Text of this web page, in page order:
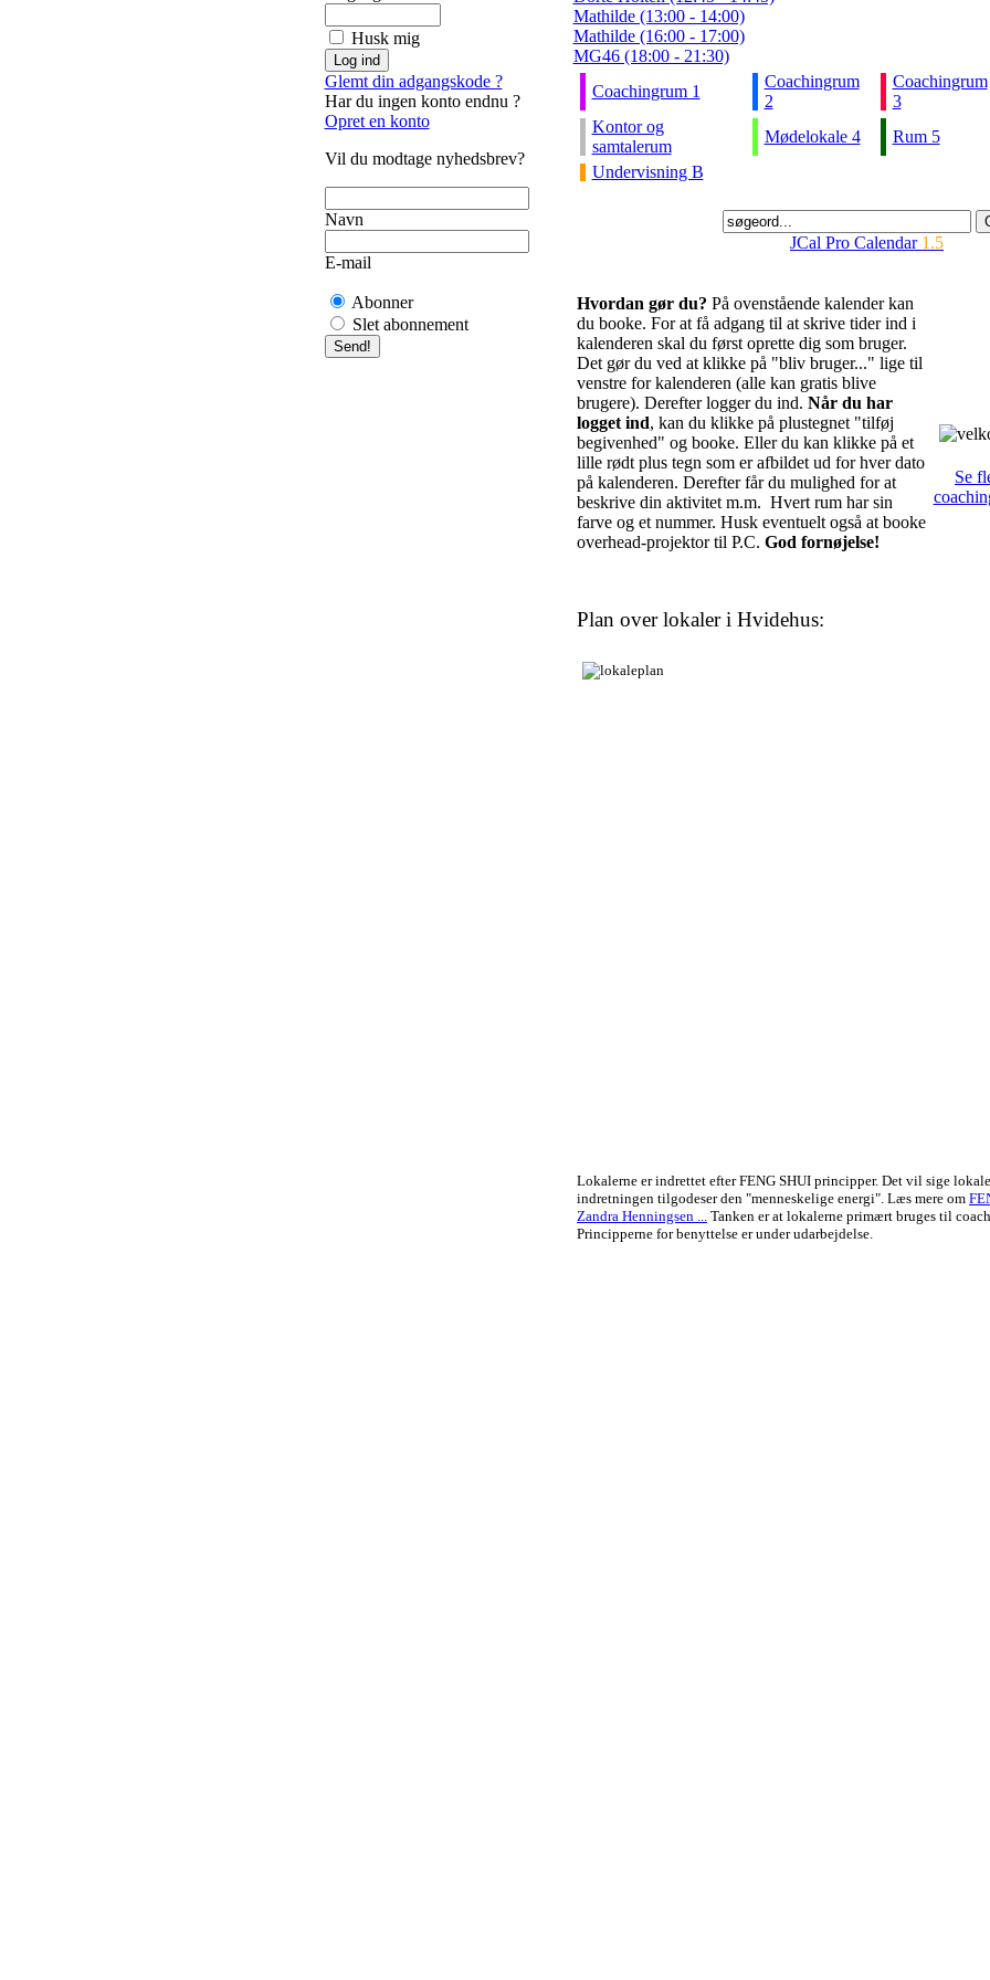
Husk mig
Glemt din adgangskode ?
Har du ingen konto endnu ?
Opret en konto
Vil du modtage nyhedsbrev?
Navn
E-mail
Abonner
Slet abonnement
Mathilde (13:00 - 14:00)
Mathilde (16:00 - 17:00)
MG46 (18:00 - 21:30)
Coachingrum 1
Coachingrum
2
Coachingrum
3
Kontor og
samtalerum
Mødelokale 4 Rum 5
Undervisning B
JCal Pro Calendar 1.5
Hvordan gør du? På ovenstående kalender kan
du booke. For at få adgang til at skrive tider ind i
kalenderen skal du først oprette dig som bruger.
Det gør du ved at klikke på "bliv bruger..." lige til
venstre for kalenderen (alle kan gratis blive
brugere). Derefter logger du ind. Når du har
logget ind, kan du klikke på plustegnet "tilføj
begivenhed" og booke. Eller du kan klikke på et
lille rødt plus tegn som er afbildet ud for hver dato
på kalenderen. Derefter får du mulighed for at
beskrive din aktivitet m.m. Hvert rum har sin
farve og et nummer. Husk eventuelt også at booke
overhead-projektor til P.C. God fornøjelse!
Plan over lokaler i Hvidehus:
Se
Lokalerne er indrettet efter FENG SHUI principper. Det vil sige
indretningen tilgodeser den "menneskelige energi". Læs mere om
Zandra Henningsen ... Tanken er at lokalerne primært bruges til
Principperne for benyttelse er under udarbejdelse.